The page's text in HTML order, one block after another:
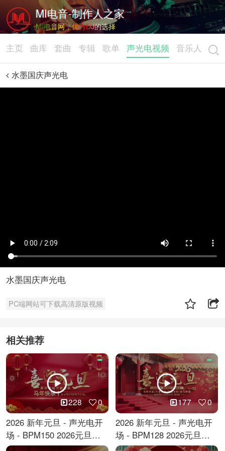
MI电音-制作人之家
MI电音网，优秀DJ的选择
主页 曲库 套曲 专辑 歌单 声光电视频 音乐人
水墨国庆声光电
水墨国庆声光电
PC端网站可下载高清原版视频
相关推荐
228 0
2026 新年元旦 - 声光电开
场 - BPM150 2026元旦跨
年倒计时
177 0
2026 新年元旦 - 声光电开
场 - BPM128 2026元旦马
年